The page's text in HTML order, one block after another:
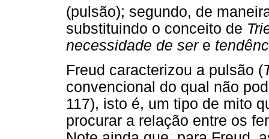
(pulsão); segundo, de
substituindo o conceito de
necessidade de ser e
Freud caracterizou a pulsão (
convencional do qual não
117), isto é, um tipo de mito
procurar a relação entre os